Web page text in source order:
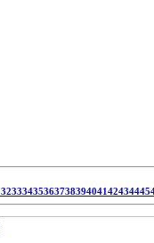
3233343536373839404142434445